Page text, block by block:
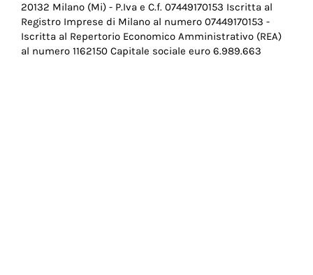
Pie
di
pagina
20132 Milano (Mi) - P.Iva e C.f. 07449170153 Iscritta al
Registro Imprese di Milano al numero 07449170153 -
Iscritta al Repertorio Economico Amministrativo (REA)
al numero 1162150 Capitale sociale euro 6.989.663